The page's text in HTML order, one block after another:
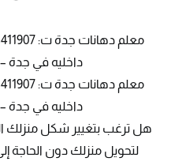
داخليه في جدة
داخليه في جدة
هل ترغب بتغيير شكل
لتحويل منزلك دون الحاجة